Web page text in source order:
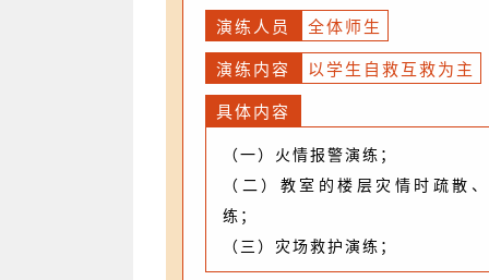
演练人员
全体师生
演练内容
以学生自救互救为主
具体内容
（一）火情报警演练；
（二）教室的楼层灾情时疏散
练；
（三）灾场救护演练；